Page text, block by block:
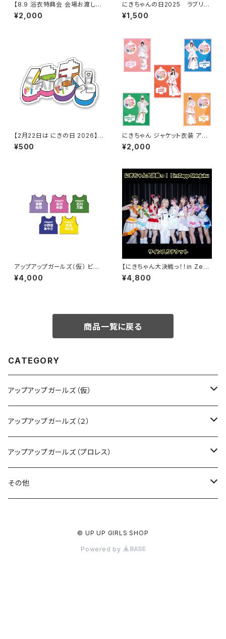
【8.9 浴衣特典会 会場お渡し限
定】らく 浴衣ポートレート ※発
送はいたしません
¥2,000
にきちゃんの日2025 ラブリー
衣装 アクリルキーホルダー
¥1,500
【2月22日は にきの日 2026】き
にちゃんロゴ7色ver. クリアス
テッカー
¥500
にきちゃん ジャケット衣装 アク
リルスタンド
¥2,000
アップアップガールズ（仮） ビブ
ス 2026ver.
¥4,000
【にきちゃん大決戦っ！！in Zep
p Shinjuku】サイン入りチケット
¥4,800
商品一覧に戻る
CATEGORY
アップアップガールズ（仮）
CD・DVD・Blu-ray
Tシャツ
other
アップアップガールズ（２）
Blu-ray
Tシャツ
アップアップガールズ（プロレス）
Tシャツ
その他
© UP UP GIRLS SHOP
Powered by